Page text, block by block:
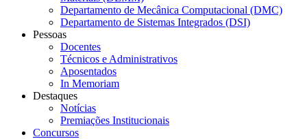
Departamento de Mecânica Computacional (DMC)
Departamento de Sistemas Integrados (DSI)
Pessoas
Docentes
Técnicos e Administrativos
Aposentados
In Memoriam
Destaques
Notícias
Premiações Institucionais
Concursos